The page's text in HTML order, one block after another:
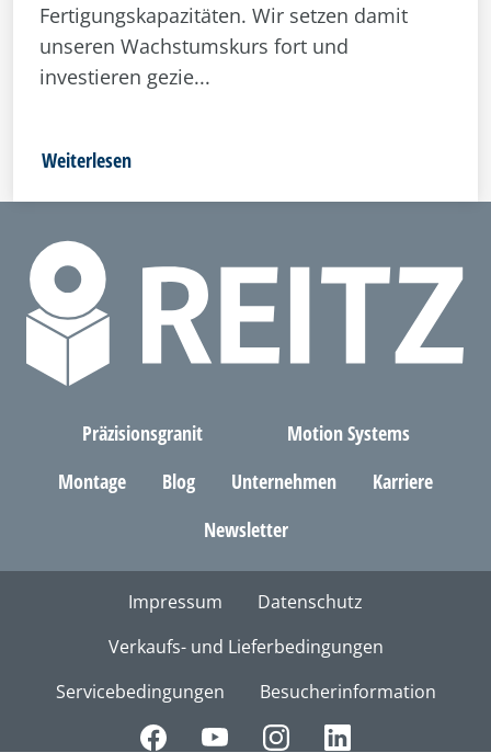
Fertigungskapazitäten. Wir setzen damit
unseren Wachstumskurs fort und
investieren gezie...
Weiterlesen
Präzisionsgranit
Motion Systems
Montage
Blog Unternehmen
Karriere
Newsletter
Impressum
Datenschutz
Verkaufs- und Lieferbedingungen
Servicebedingungen
Besucherinformation